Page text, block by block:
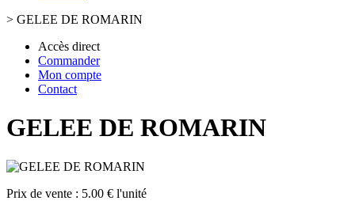
> GELEE DE ROMARIN
Accès direct
Commander
Mon compte
Contact
GELEE DE ROMARIN
Prix de vente : 5.00 € l'unité